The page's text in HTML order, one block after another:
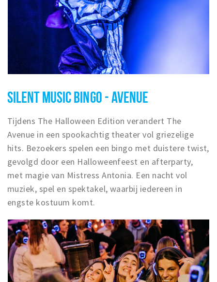
SILENT MUSIC BINGO - AVENUE
Tijdens The Halloween Edition verandert The
Avenue in een spookachtig theater vol griezelige
hits. Bezoekers spelen een bingo met duistere twist,
gevolgd door een Halloweenfeest en afterparty,
met magie van Mistress Antonia. Een nacht vol
muziek, spel en spektakel, waarbij iedereen in
engste kostuum komt.